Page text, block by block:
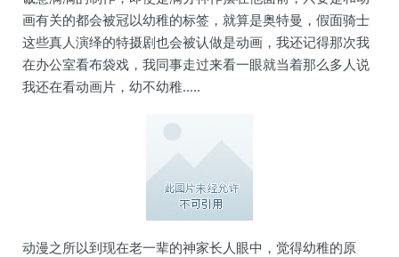
画有关的都会被冠以幼稚的标签，就算是奥特曼，假面骑士
这些真人演绎的特摄剧也会被认做是动画，我还记得那次我
在办公室看布袋戏，我同事走过来看一眼就当着那么多人说
我还在看动画片，幼不幼稚.....
动漫之所以到现在老一辈的神家长人眼中，觉得幼稚的原